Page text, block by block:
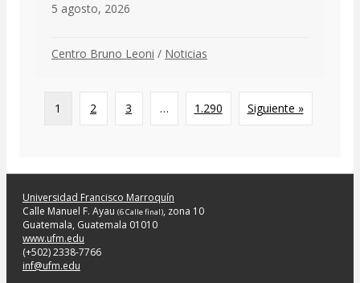
5 agosto, 2026
Centro Bruno Leoni / Noticias
1 2 3 … 1.290 Siguiente »
Universidad Francisco Marroquín
Calle Manuel F. Ayau (6 Calle final), zona 10
Guatemala, Guatemala 01010
www.ufm.edu
(+502) 2338-7766
inf@ufm.edu